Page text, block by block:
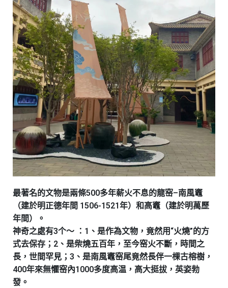
最著名的文物是兩條500多年薪火不息的龍窑–南風竈
（建於明正德年間 1506-1521年）和高竈（建於明萬歷
年間）。
神奇之處有3个～ ：1、是作為文物，竟然用“火燒”的方
式去保存；2、是柴燒五百年，至今窑火不斷，時間之
長，世間罕見；3、是南風竈窑尾竟然長伴一棵古榕樹，
400年來無懼窑內1000多度高温，高大挺拔，英姿勃
發。